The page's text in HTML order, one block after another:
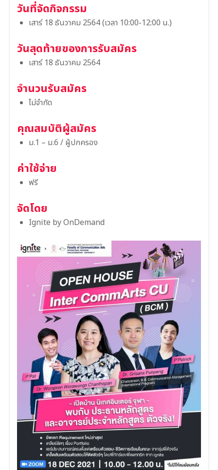
วันที่จัดกิจกรรม
เสาร์ 18 ธันวาคม 2564 (เวลา 10:00-12:00 น.)
วันสุดท้ายของการรับสมัคร
เสาร์ 18 ธันวาคม 2564
จำนวนรับสมัคร
ไม่จำกัด
คุณสมบัติผู้สมัคร
ม.1 – ม.6 / ผู้ปกครอง
ค่าใช้จ่าย
ฟรี
จัดโดย
Ignite by OnDemand